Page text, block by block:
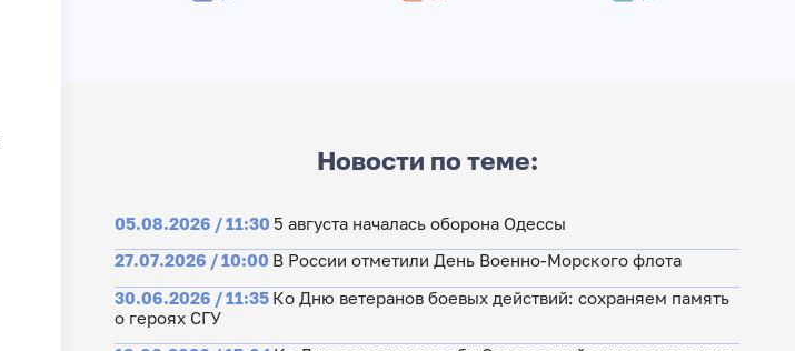
Новости по теме:
05.08.2026 / 11:30 5 августа началась оборона Одессы
27.07.2026 / 10:00 В России отметили День Военно-Морского флота
30.06.2026 / 11:35 Ко Дню ветеранов боевых действий: сохраняем память
о героях СГУ